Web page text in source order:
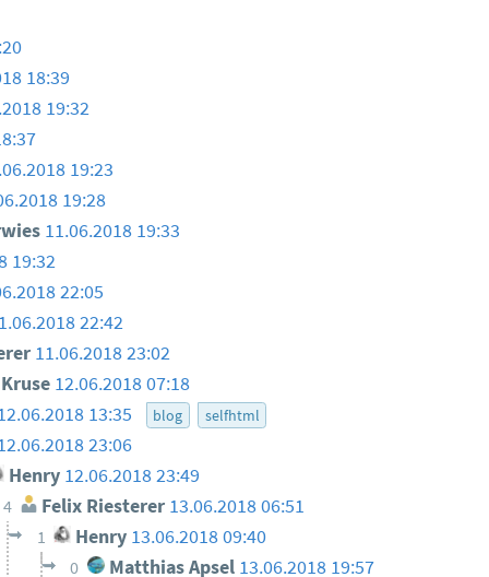
18:39
19:32
19:23
19:28
11.06.2018 19:33
19:32
22:05
22:42
11.06.2018 23:02
12.06.2018 07:18
13:35
blog selfhtml
23:06
Henry 12.06.2018 23:49
4 Felix Riesterer 13.06.2018 06:51
1 Henry 13.06.2018 09:40
0 Matthias Apsel 13.06.2018 19:57